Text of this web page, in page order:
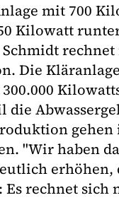
mit 700
Kilowatt
rechnet
Die
"Wir haben
erhöhen,
rechnet sich